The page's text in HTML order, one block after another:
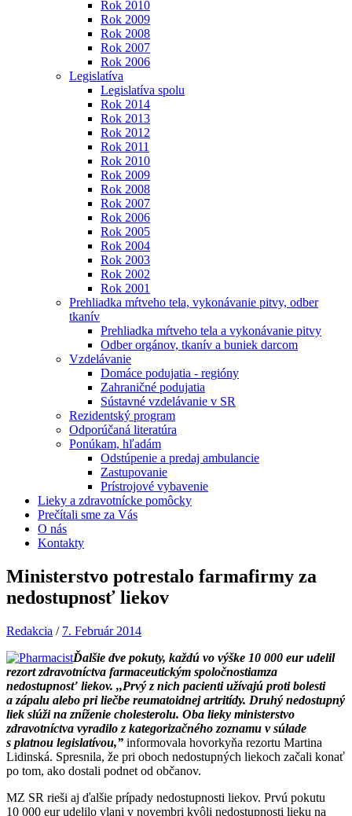
Rok 2010
Rok 2009
Rok 2008
Rok 2007
Rok 2006
Legislatíva
Legislatíva spolu
Rok 2014
Rok 2013
Rok 2012
Rok 2011
Rok 2010
Rok 2009
Rok 2008
Rok 2007
Rok 2006
Rok 2005
Rok 2004
Rok 2003
Rok 2002
Rok 2001
Prehliadka mŕtveho tela, vykonávanie pitvy, odber
tkanív
Prehliadka mŕtveho tela a vykonávanie pitvy
Odber orgánov, tkanív a buniek darcom
Vzdelávanie
Domáce podujatia - regióny
Zahraničné podujatia
Sústavné vzdelávanie v SR
Rezidentský program
Odporúčaná literatúra
Ponúkam, hľadám
Odstúpenie a predaj ambulancie
Zastupovanie
Prístrojové vybavenie
Lieky a zdravotnícke pomôcky
Prečítali sme za Vás
O nás
Kontakty
Ministerstvo potrestalo farmafirmy za
nedostupnosť liekov
Redakcia / 7. Február 2014
Ďalšie dve pokuty, každú vo výške 10 000 eur udelil
rezort zdravotníctva farmaceutickým spoločnostiamza
nedostupnosť liekov. ,,Prvý z nich pacienti užívajú proti bolesti
a zápalu alebo pri liečbe reumatoidnej artritídy. Druhý nedostupný
liek slúži na zníženie cholesterolu. Oba lieky ministerstvo
zdravotníctva vyradilo z kategorizačného zoznamu v súlade
s platnou legislatívou,” informovala hovorkyňa rezortu Martina
Lidinská. Spresnila, že pri oboch nedostupných liekoch začali konať
po tom, ako dostali podnet od občanov.
MZ SR rieši aj ďalšie prípady nedostupnosti liekov. Prvú pokutu
10 000 eur udelilo vlani v novembri kvôli nedostupnosti lieku na